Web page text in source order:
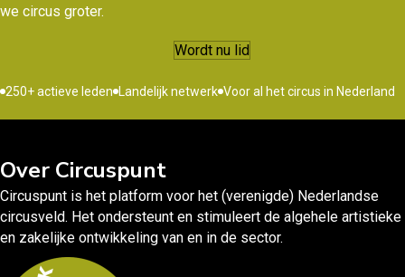
we circus groter.
Wordt nu lid
250+ actieve leden Landelijk netwerk Voor al het circus in Nederland
Over Circuspunt
Circuspunt is het platform voor het (verenigde) Nederlandse
circusveld. Het ondersteunt en stimuleert de algehele artistieke
en zakelijke ontwikkeling van en in de sector.